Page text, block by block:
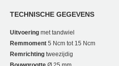
TECHNISCHE GEGEVENS
Uitvoering met tandwiel
Remmoment 5 Ncm tot 15 Ncm
Remrichting tweezijdig